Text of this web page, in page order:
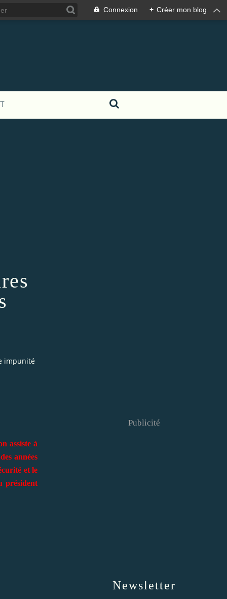
Connexion + Créer mon blog
impunité
assiste à
années
et le
président
Newsletter
Publicité